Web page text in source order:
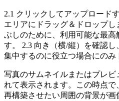
2.1 クリックしてアップロード
エリアにドラッグ＆ドロップし
ぶしのために、利用可能な最高
す。 2.3 向き（横/縦）を確認
集中するのに役立つ場合にのみ
写真のサムネイルまたはプレビ
れて表示されます。この時点
再構築させたい周囲の背景が